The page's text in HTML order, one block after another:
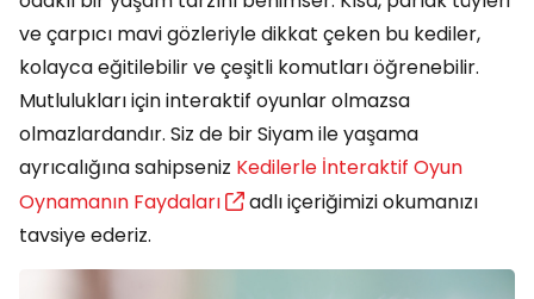
ve çarpıcı mavi gözleriyle dikkat çeken bu kediler,
kolayca eğitilebilir ve çeşitli komutları öğrenebilir.
Mutlulukları için interaktif oyunlar olmazsa
olmazlardandır. Siz de bir Siyam ile yaşama
ayrıcalığına sahipseniz Kedilerle İnteraktif Oyun
Oynamanın Faydaları
adlı içeriğimizi okumanızı
tavsiye ederiz.